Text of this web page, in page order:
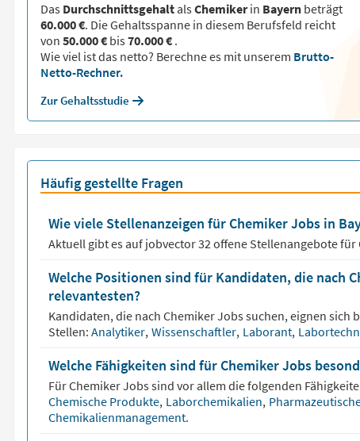
Das DurchschnittsgehaltalsChemikerin Bayernbeträgt
60.000 €. Die Gehaltsspanne in diesem Berufsfeld reicht
von 50.000 €bis70.000 € .
Wie viel ist das netto? Berechne es mit unserem Brutto-
Netto-Rechner.
Zur Gehaltsstudie
Häufig gestellte Fragen
Wie viele Stellenanzeigen für Chemiker Jobs in
Aktuell gibt es auf jobvector32offene Stellenangebote für
Welche Positionen sind für Kandidaten, die nach
relevantesten?
Kandidaten, die nach ChemikerJobs suchen, eignen sich
Stellen: Analytiker, Wissenschaftler, Laborant,
Welche Fähigkeiten sind für Chemiker Jobs
FürChemikerJobs sind vor allem die folgenden
Chemische Produkte, Laborchemikalien,
Chemikalienmanagement.